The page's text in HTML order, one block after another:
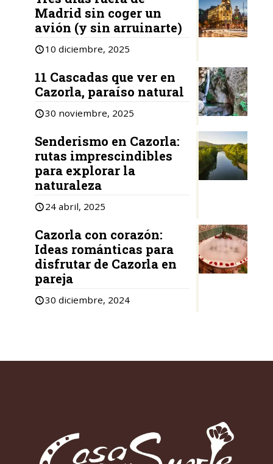
Madrid sin coger un
avión (y sin arruinarte)
10 diciembre, 2025
11 Cascadas que ver en
Cazorla, paraíso natural
30 noviembre, 2025
Senderismo en Cazorla:
rutas imprescindibles
para explorar la
naturaleza
24 abril, 2025
Cazorla con corazón:
Ideas románticas para
disfrutar de Cazorla en
pareja
30 diciembre, 2024